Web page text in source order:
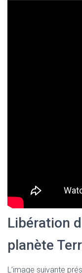
Libération
planète
L’image suivante